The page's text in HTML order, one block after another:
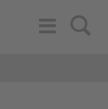
Search
Toggle
Navigation